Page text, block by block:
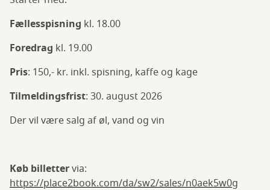
Fællesspisning kl. 18.00
Foredrag kl. 19.00
Pris: 150,- kr. inkl. spisning, kaffe og kage
Tilmeldingsfrist: 30. august 2026
Der vil være salg af øl, vand og vin
Køb billettervia:
https://place2book.com/da/sw2/sales/n0aek5w0g